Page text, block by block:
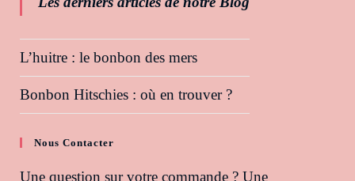
L’huitre : le bonbon des mers
Bonbon Hitschies : où en trouver ?
Nous Contacter
Une question sur votre commande ? Une